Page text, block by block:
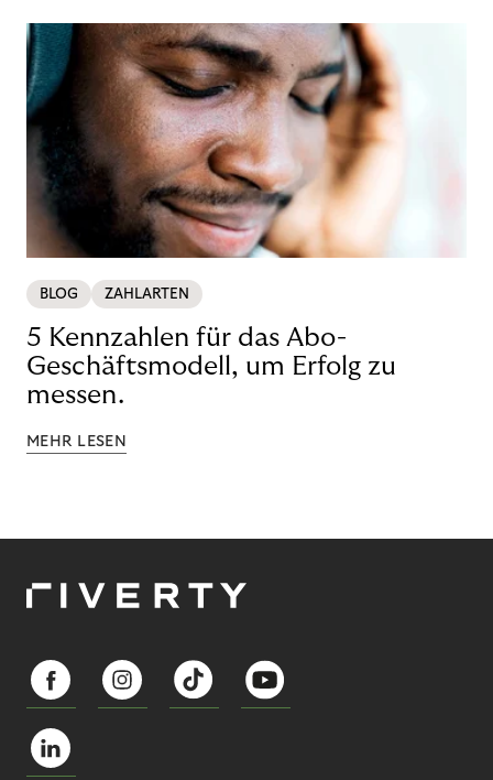
BLOG ZAHLARTEN
5 Kennzahlen für das Abo-
Geschäftsmodell, um Erfolg zu
messen.
MEHR LESEN